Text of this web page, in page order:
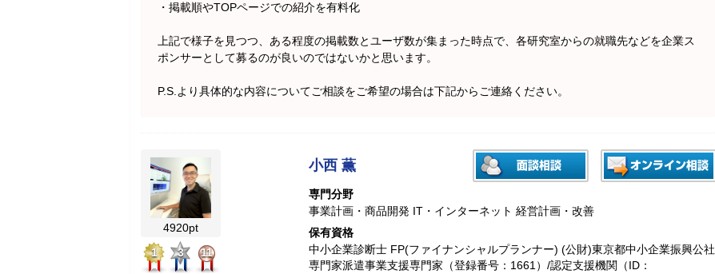
・掲載順やTOPページでの紹介を有料化
上記で様子を見つつ、ある程度の掲載数とユーザ数が集まった時点で、各研究室からの就職先などを企業ス
ポンサーとして募るのが良いのではないかと思います。
P.S.より具体的な内容についてご相談をご希望の場合は下記からご連絡ください。
4920pt
1
3 11
小西 薫
専門分野
事業計画・商品開発 IT・インターネット 経営計画・改善
保有資格
中小企業診断士 FP(ファイナンシャルプランナー) (公財)東京都中小企業振興公社
専門家派遣事業支援専門家（登録番号：1661）/認定支援機関（ID：